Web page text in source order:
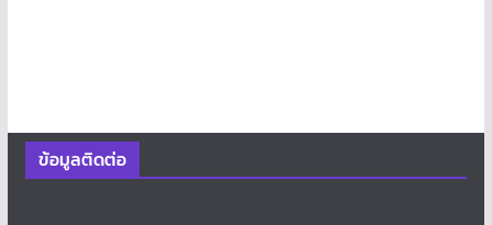
ข้อมูลติดต่อ